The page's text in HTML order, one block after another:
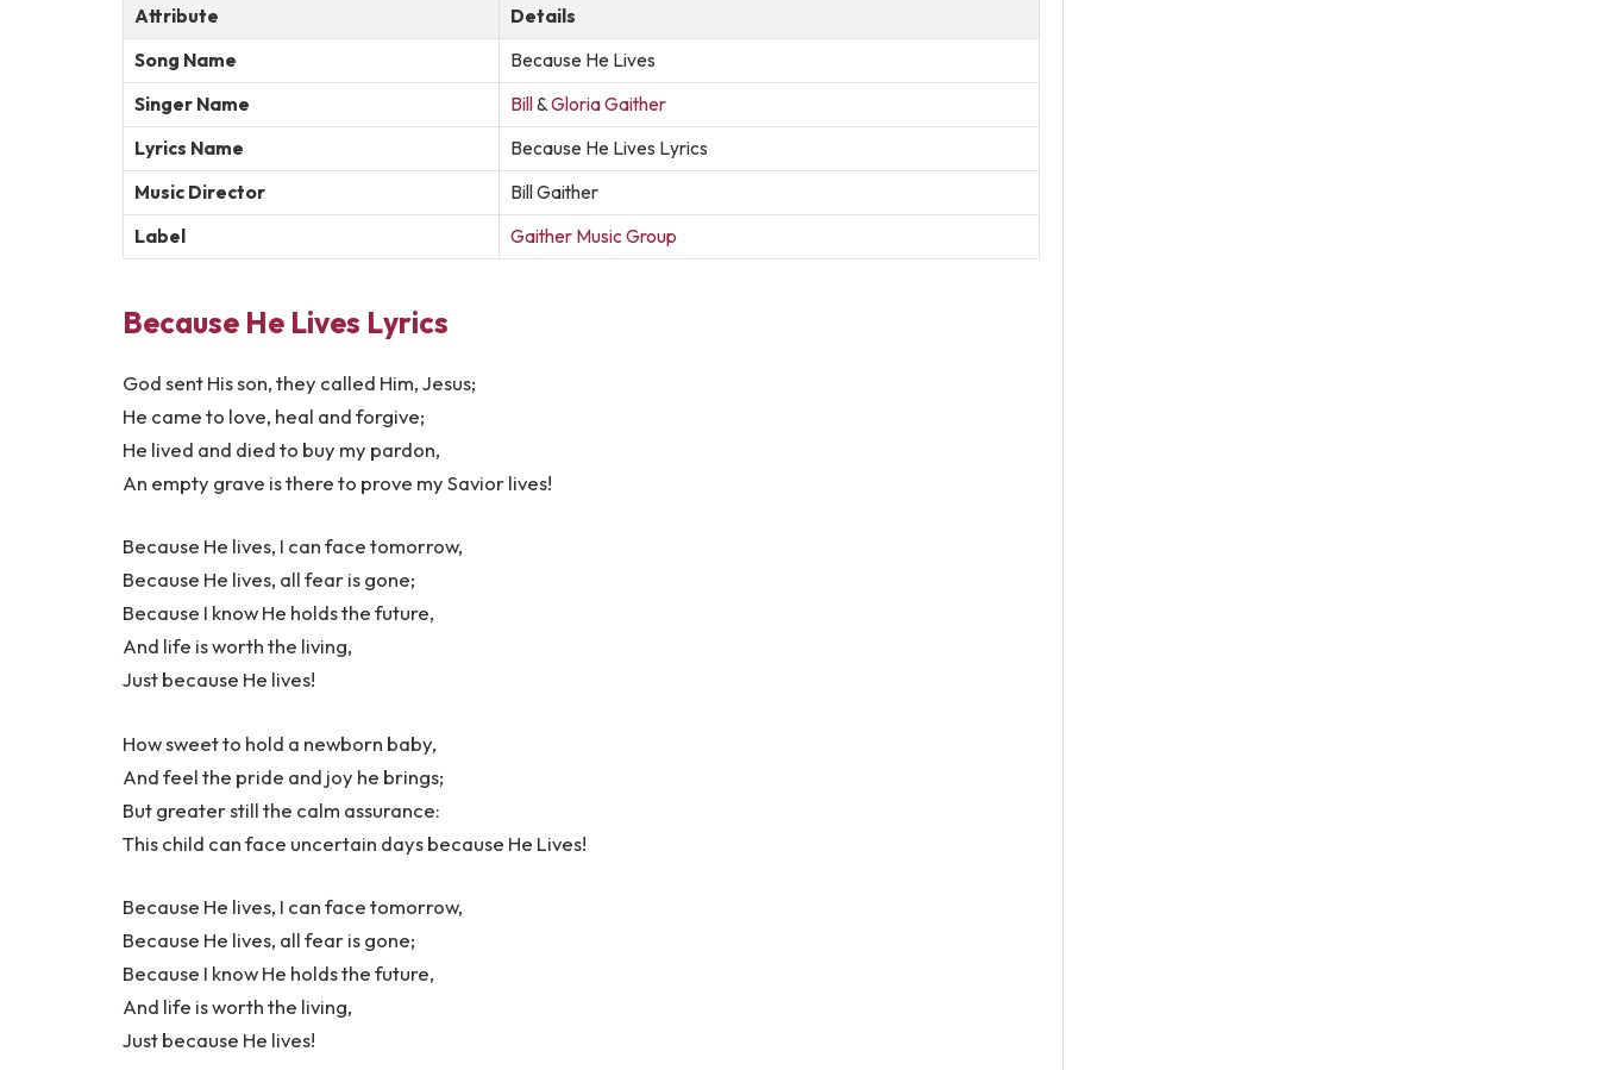
Attribute
Details
Song Name
Because He Lives
Singer Name
Bill&Gloria Gaither
Lyrics Name
Because He Lives Lyrics
Music Director
Bill Gaither
Label
Gaither Music Group
Because He Lives Lyrics
God sent His son, they called Him, Jesus;
He came to love, heal and forgive;
He lived and died to buy my pardon,
An empty grave is there to prove my Savior lives!
Because He lives, I can face tomorrow,
Because He lives, all fear is gone;
Because I know He holds the future,
And life is worth the living,
Just because He lives!
How sweet to hold a newborn baby,
And feel the pride and joy he brings;
But greater still the calm assurance:
This child can face uncertain days because He Lives!
Because He lives, I can face tomorrow,
Because He lives, all fear is gone;
Because I know He holds the future,
And life is worth the living,
Just because He lives!